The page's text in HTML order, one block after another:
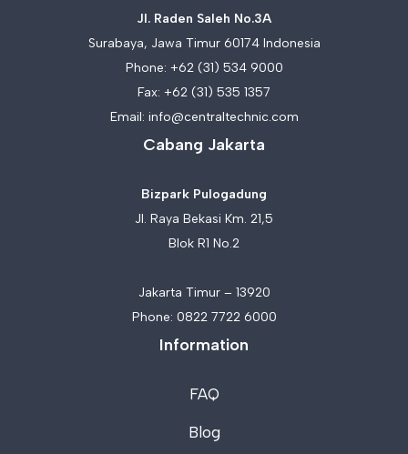
Jl. Raden Saleh No.3A
Surabaya, Jawa Timur 60174 Indonesia
Phone: +62 (31) 534 9000
Fax: +62 (31) 535 1357
Email: info@centraltechnic.com
Cabang Jakarta
Bizpark Pulogadung
Jl. Raya Bekasi Km. 21,5
Blok R1 No.2
Jakarta Timur – 13920
Phone: 0822 7722 6000
Information
FAQ
Blog